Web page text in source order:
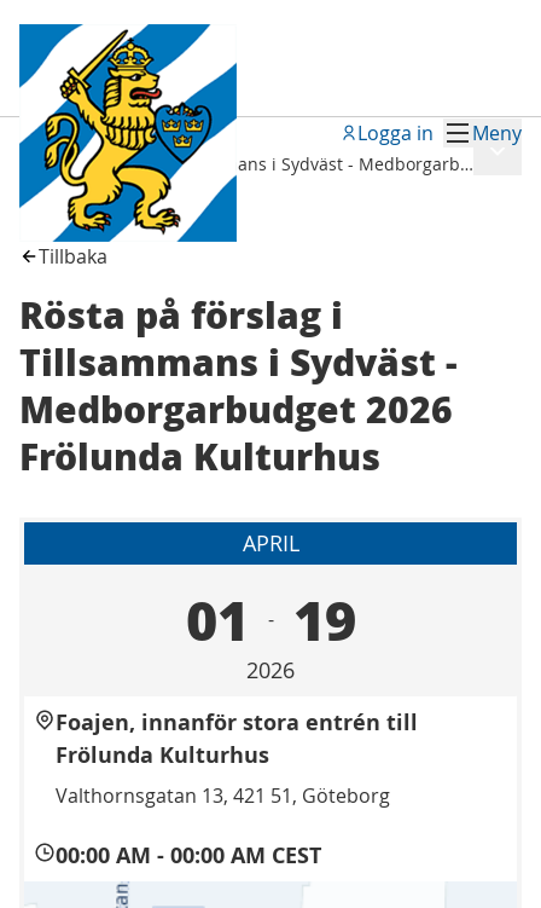
Meny
Logga in
Möten /
Rösta på förslag i Tillsammans i Sydväst - Medborgarbudget 2026 Frölunda Kulturhus
Meny
Tillbaka
Rösta på förslag i
Tillsammans i Sydväst -
Medborgarbudget 2026
Frölunda Kulturhus
APRIL
01 - 19
2026
Foajen, innanför stora entrén till
Frölunda Kulturhus
Valthornsgatan 13, 421 51, Göteborg
00:00 AM - 00:00 AM CEST